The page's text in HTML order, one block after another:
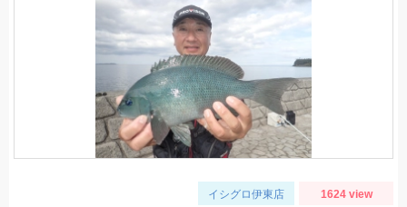
イシグロ伊東店 1624 view